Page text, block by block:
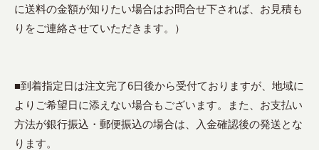
に送料の金額が知りたい場合はお問合せ下されば、お見積も
りをご連絡させていただきます。）
■到着指定日は注文完了6日後から受付ておりますが、地域に
よりご希望日に添えない場合もございます。また、お支払い
方法が銀行振込・郵便振込の場合は、入金確認後の発送とな
ります。